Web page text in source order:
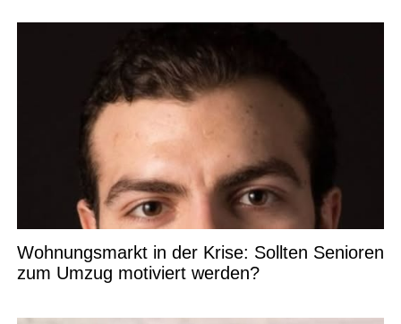
Wohnungsmarkt in der Krise: Sollten Senioren
zum Umzug motiviert werden?